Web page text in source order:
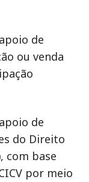
de
ou venda
de
do Direito
com base
por meio